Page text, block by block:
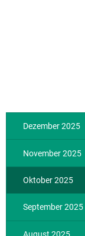
Dezember 2025
November 2025
Oktober 2025
September 2025
August 2025